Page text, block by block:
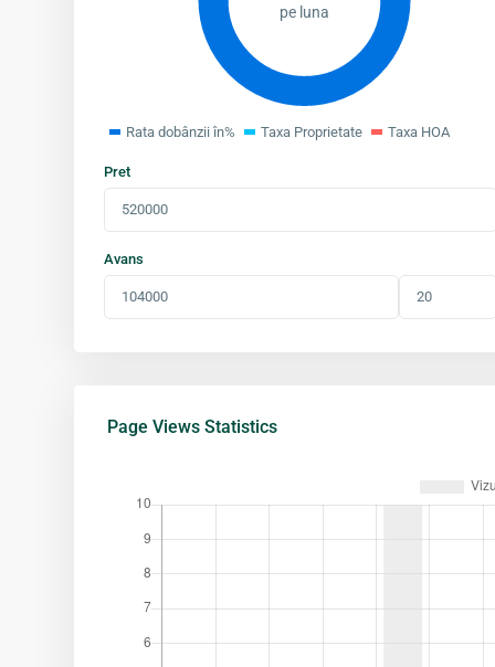
pe luna
Rata dobânzii în% Taxa Proprietate Taxa HOA
Pret
Avans
Page Views Statistics